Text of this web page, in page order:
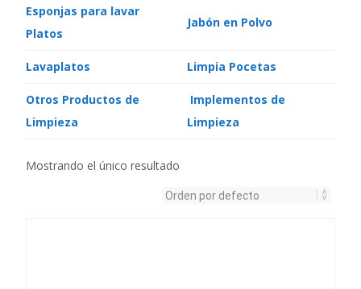
Esponjas para lavar
Platos
Jabón en Polvo
Lavaplatos Limpia Pocetas
Otros Productos de
Limpieza
Implementos de
Limpieza
Mostrando el único resultado